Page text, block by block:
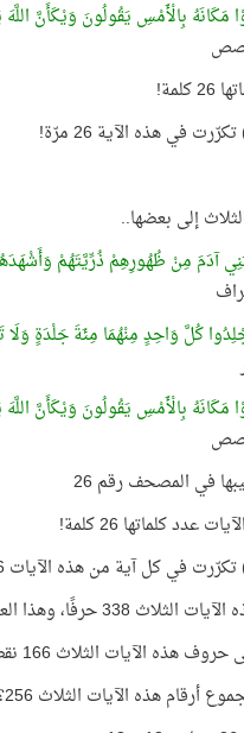
مَكَانَهُ بِالْأَمْسِ يَقُولُونَ وَيْكَأَنَّ
في هذه الآية 26 مرّة!
إلى بعضها..
آدَمَ مِنْ ظُهُورِهِمْ ذُرِّيَّتَهُمْ
كُلَّ وَاحِدٍ مِنْهُمَا مِئَةَ جَلْدَةٍ
مَكَانَهُ بِالْأَمْسِ يَقُولُونَ وَيْكَأَنَّ
في المصحف رقم 26
كلماتها 26 كلمة!
في كل آية من هذه الآيات 26 مرّة!
حرفًا، وهذا العدد = 26 × 13
الثلاث 166 نقطة، وهذا العدد = 114 + 26 + 26
أرقام هذه الآيات الثلاث 256؟